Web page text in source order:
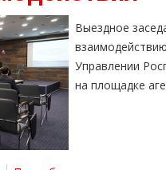
Выездное
Управлении
на площадке